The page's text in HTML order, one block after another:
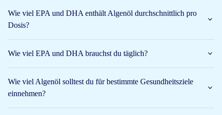
das auf jeder Arctic Blue Verpackung mit reinem Algenöl zu
finden ist. Dieses Siegel prüft, ob die Zutaten pflanzlich sind.
Omega-3-Fischfettsäuren (EPA und DHA) herstellen kann. Da
wir diese Algen nicht aus dem Meer holen können, werden sie an
Land gezüchtet.
Wie viel EPA und DHA enthält Algenöl durchschnittlich pro
Dosis?
Wie viel EPA und DHA brauchst du täglich?
Wie viel Algenöl solltest du für bestimmte Gesundheitsziele
einnehmen?